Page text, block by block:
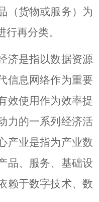
（货物或服务）为
再分类。
是指以数据资源
信息网络作为重要
效使用作为效率提
力的一系列经济活
产业是指为产业数
品、服务、基础设
赖于数字技术、数